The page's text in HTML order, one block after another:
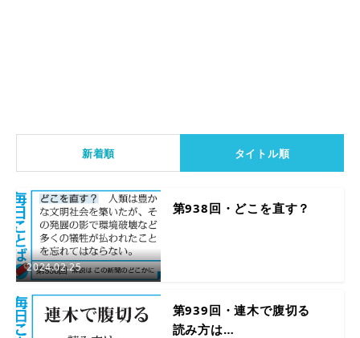
新着順 タイトル順
2024.02.25
第938回・どこを直す？
第939回・連木で腹切る
読み方は…